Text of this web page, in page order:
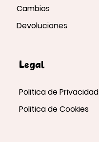
Cambios
Devoluciones
Legal
Politica de Privacidad
Politica de Cookies